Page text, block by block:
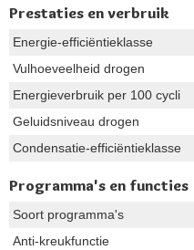
Prestaties en verbruik
Energie-efficiëntieklasse
Vulhoeveelheid drogen
Energieverbruik per 100 cycli
Geluidsniveau drogen
Condensatie-efficiëntieklasse
Programma's en functies
Soort programma's
Anti-kreukfunctie